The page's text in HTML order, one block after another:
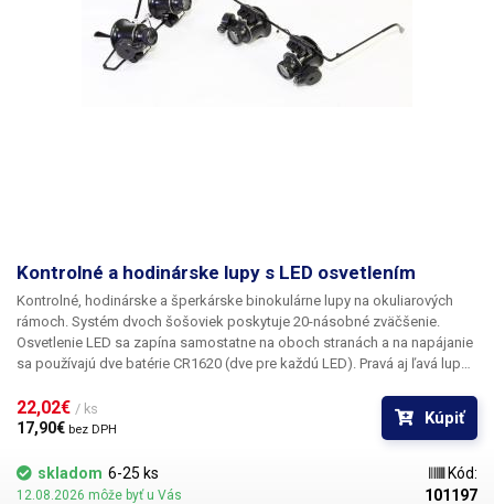
Kontrolné a hodinárske lupy s LED osvetlením
Kontrolné, hodinárske a šperkárske binokulárne lupy na okuliarových
rámoch. Systém dvoch šošoviek poskytuje 20-násobné zväčšenie.
Osvetlenie LED sa zapína samostatne na oboch stranách a na napájanie
sa používajú dve batérie CR1620 (dve pre každú LED). Pravá aj ľavá lupa
22,02€ / ks
17,90€ bez DPH
Kúpiť
skladom 6-25 ks
12.08.2026 môže byť u Vás
Kód:
101197